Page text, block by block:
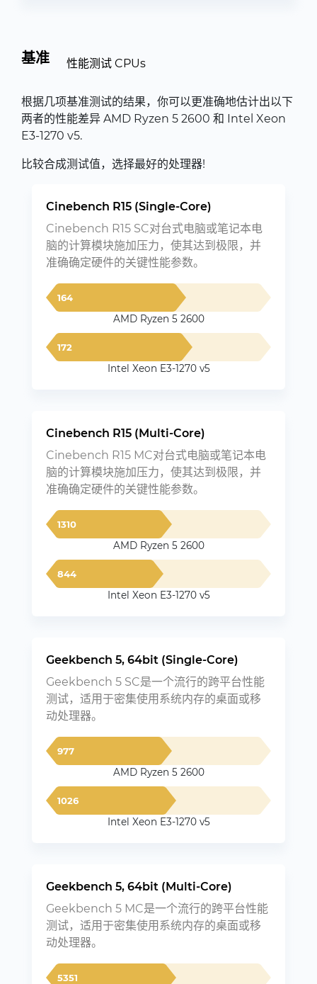
基准 性能测试 CPUs
根据几项基准测试的结果，你可以更准确地估计出以下
两者的性能差异 AMD Ryzen 5 2600 和 Intel Xeon
E3-1270 v5.
比较合成测试值，选择最好的处理器!
Cinebench R15 (Single-Core)
Cinebench R15 SC对台式电脑或笔记本电
脑的计算模块施加压力，使其达到极限，并
准确确定硬件的关键性能参数。
164
AMD Ryzen 5 2600
172
Intel Xeon E3-1270 v5
Cinebench R15 (Multi-Core)
Cinebench R15 MC对台式电脑或笔记本电
脑的计算模块施加压力，使其达到极限，并
准确确定硬件的关键性能参数。
1310
AMD Ryzen 5 2600
844
Intel Xeon E3-1270 v5
Geekbench 5, 64bit (Single-Core)
Geekbench 5 SC是一个流行的跨平台性能
测试，适用于密集使用系统内存的桌面或移
动处理器。
977
AMD Ryzen 5 2600
1026
Intel Xeon E3-1270 v5
Geekbench 5, 64bit (Multi-Core)
Geekbench 5 MC是一个流行的跨平台性能
测试，适用于密集使用系统内存的桌面或移
动处理器。
5351